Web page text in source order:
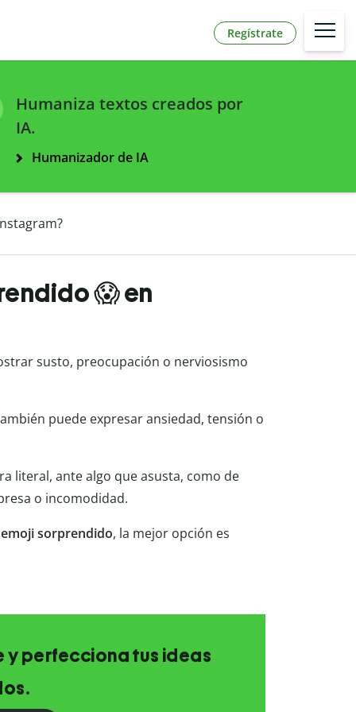
Regístrate
Humaniza textos creados por
IA.
Humanizador de IA
😱 en
susto, preocupación o nerviosismo
puede expresar ansiedad, tensión o
literal, ante algo que asusta, como de
o incomodidad.
emoji sorprendido, la mejor opción es
y perfecciona tus ideas